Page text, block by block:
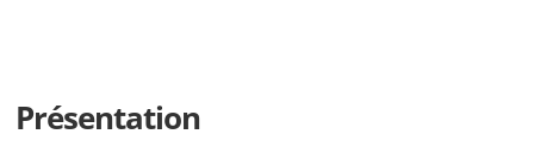
Présentation